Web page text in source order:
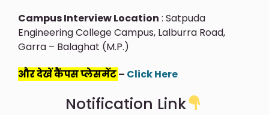
Campus Interview Location : Satpuda
Engineering College Campus, Lalburra Road,
Garra – Balaghat (M.P.)
और देखें कैंपस प्लेसमेंट– Click Here
Notification Link